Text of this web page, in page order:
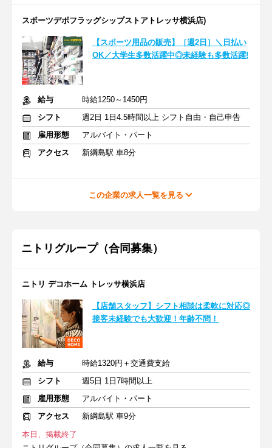
スポーツデポフラッグシップストアトレッサ横浜店)
【スポーツ用品の販売】［週2日］＼日払い
OK／大学生多数活躍中◎未経験も多数活躍!
給与
時給1250～1450円
シフト
週2日 1日4.5時間以上 シフト自由・自己申告
雇用形態
アルバイト・パート
アクセス
新綱島駅 車8分
この企業の求人一覧を見る
ニトリグループ（合同募集）
ニトリ デコホーム トレッサ横浜店
【店舗スタッフ】シフト相談は柔軟に対応◎
接客未経験でも大歓迎！年齢不問！
給与
時給1320円＋交通費支給
シフト
週5日 1日7時間以上
雇用形態
アルバイト・パート
アクセス
新綱島駅 車9分
本日、掲載終了